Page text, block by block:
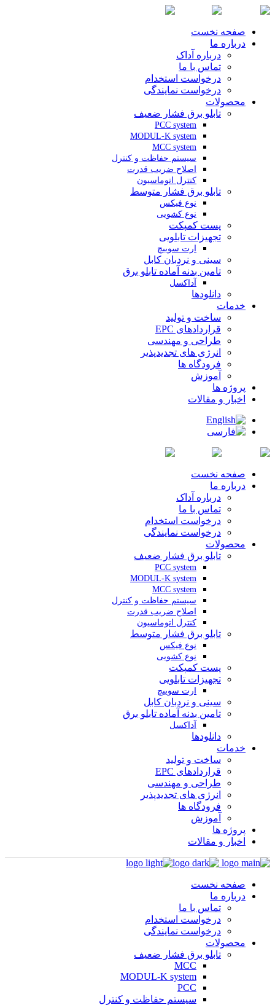
صفحه نخست
درباره ما
درباره آداک
تماس با ما
درخواست استخدام
درخواست نمایندگی
محصولات
تابلو برق فشار ضعیف
PCC system
MODUL-K system
MCC system
سیستم حفاظت و کنترل
اصلاح ضریب قدرت
کنترل اتوماسیون
تابلو برق فشار متوسط
نوع فیکس
نوع کشویی
پست کمپکت
تجهیزات تابلویی
ارت سوییچ
سینی و نردبان کابل
تامین بدنه آماده تابلو برق
آداکسل
دانلودها
خدمات
ساخت و تولید
قراردادهای EPC
طراحی و مهندسی
انرژی های تجدیدپذیر
فرودگاه ها
آموزش
پروژه ها
اخبار و مقالات
صفحه نخست
درباره ما
درباره آداک
تماس با ما
درخواست استخدام
درخواست نمایندگی
محصولات
تابلو برق فشار ضعیف
PCC system
MODUL-K system
MCC system
سیستم حفاظت و کنترل
اصلاح ضریب قدرت
کنترل اتوماسیون
تابلو برق فشار متوسط
نوع فیکس
نوع کشویی
پست کمپکت
تجهیزات تابلویی
ارت سوییچ
سینی و نردبان کابل
تامین بدنه آماده تابلو برق
آداکسل
دانلودها
خدمات
ساخت و تولید
قراردادهای EPC
طراحی و مهندسی
انرژی های تجدیدپذیر
فرودگاه ها
آموزش
پروژه ها
اخبار و مقالات
صفحه نخست
درباره ما
تماس با ما
درخواست استخدام
درخواست نمایندگی
محصولات
تابلو برق فشار ضعیف
MCC
MODUL-K system
PCC
سیستم حفاظت و کنترل